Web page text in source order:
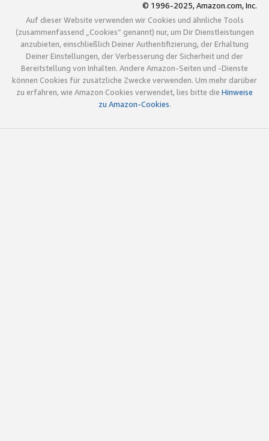
© 1996-2025, Amazon.com, Inc.
Auf dieser Website verwenden wir Cookies und ähnliche Tools
(zusammenfassend „Cookies“ genannt) nur, um Dir Dienstleistungen
anzubieten, einschließlich Deiner Authentifizierung, der Erhaltung
Deiner Einstellungen, der Verbesserung der Sicherheit und der
Bereitstellung von Inhalten. Andere Amazon-Seiten und -Dienste
können Cookies für zusätzliche Zwecke verwenden. Um mehr darüber
zu erfahren, wie Amazon Cookies verwendet, lies bitte die Hinweise
zu Amazon-Cookies.